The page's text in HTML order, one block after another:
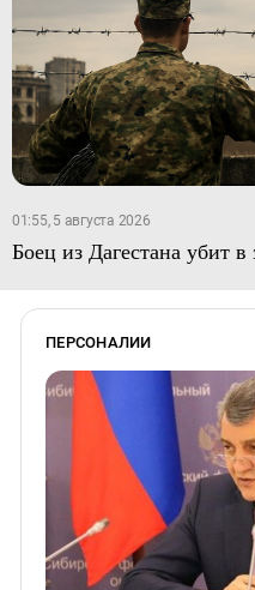
01:55, 5 августа 2026
Боец из Дагестана убит
ПЕРСОНАЛИИ